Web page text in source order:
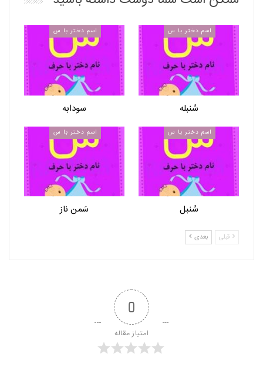
اسم دختر با س
سُنبله
اسم دختر با س
سودابه
اسم دختر با س
سُنبل
اسم دختر با س
سَمن ناز
قبلی بعدی
0
امتیاز مقاله